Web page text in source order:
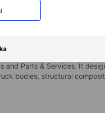
logistics, and
Parts & Services. It
bodies, structural